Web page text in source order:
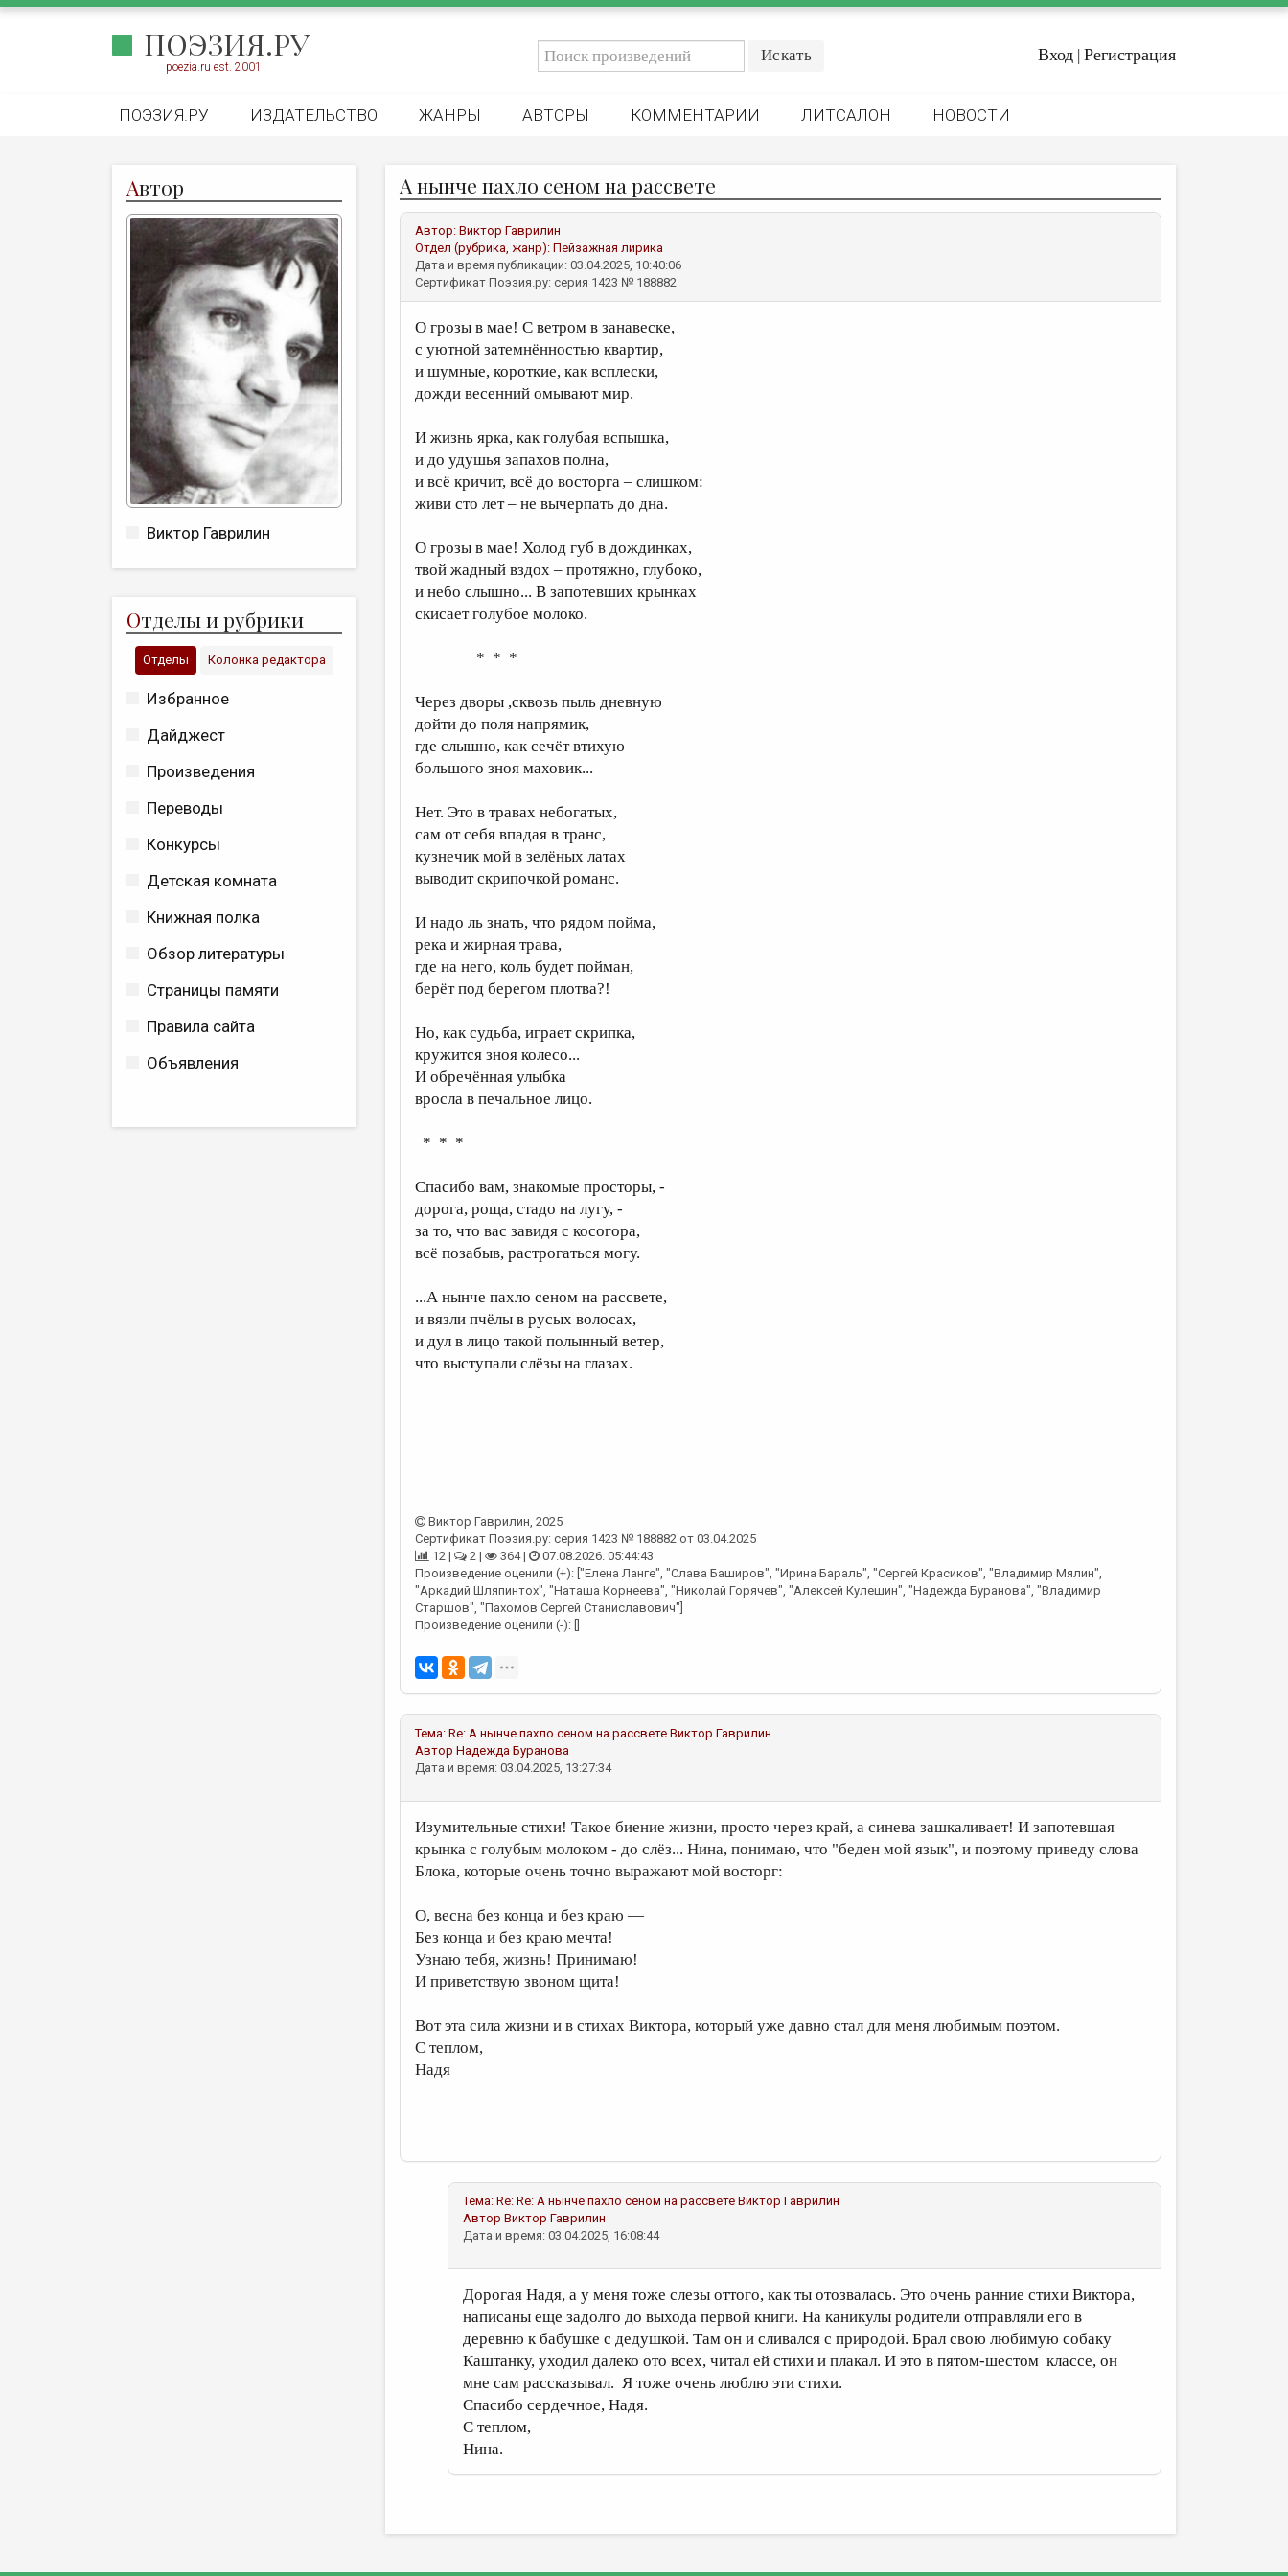
ПОЭЗИЯ.РУ
poezia.ru est. 2001
Вход | Регистрация
ПОЭЗИЯ.РУ ИЗДАТЕЛЬСТВО ЖАНРЫ АВТОРЫ КОММЕНТАРИИ ЛИТСАЛОН НОВОСТИ
Автор
Виктор Гаврилин
Отделы и рубрики
Отделы Колонка редактора
Избранное
Дайджест
Произведения
Переводы
Конкурсы
Детская комната
Книжная полка
Обзор литературы
Страницы памяти
Правила сайта
Объявления
А нынче пахло сеном на рассвете
Автор: Виктор Гаврилин
Отдел (рубрика, жанр): Пейзажная лирика
Дата и время публикации: 03.04.2025, 10:40:06
Сертификат Поэзия.ру: серия 1423 № 188882
О грозы в мае! С ветром в занавеске,
с уютной затемнённостью квартир,
и шумные, короткие, как всплески,
дожди весенний омывают мир.
И жизнь ярка, как голубая вспышка,
и до удушья запахов полна,
и всё кричит, всё до восторга – слишком:
живи сто лет – не вычерпать до дна.
О грозы в мае! Холод губ в дождинках,
твой жадный вздох – протяжно, глубоко,
и небо слышно... В запотевших крынках
скисает голубое молоко.
* * *
Через дворы ,сквозь пыль дневную
дойти до поля напрямик,
где слышно, как сечёт втихую
большого зноя маховик...
Нет. Это в травах небогатых,
сам от себя впадая в транс,
кузнечик мой в зелёных латах
выводит скрипочкой романс.
И надо ль знать, что рядом пойма,
река и жирная трава,
где на него, коль будет пойман,
берёт под берегом плотва?!
Но, как судьба, играет скрипка,
кружится зноя колесо...
И обречённая улыбка
вросла в печальное лицо.
* * *
Спасибо вам, знакомые просторы, -
дорога, роща, стадо на лугу, -
за то, что вас завидя с косогора,
всё позабыв, растрогаться могу.
...А нынче пахло сеном на рассвете,
и вязли пчёлы в русых волосах,
и дул в лицо такой полынный ветер,
что выступали слёзы на глазах.
Виктор Гаврилин, 2025
Сертификат Поэзия.ру: серия 1423 № 188882 от 03.04.2025
12 |
2 | 364 |
07.08.2026. 05:44:43
Произведение оценили (+): ["Елена Ланге", "Слава Баширов", "Ирина Бараль", "Сергей Красиков", "Владимир Мялин",
"Аркадий Шляпинтох", "Наташа Корнеева", "Николай Горячев", "Алексей Кулешин", "Надежда Буранова", "Владимир
Старшов", "Пахомов Сергей Станиславович"]
Произведение оценили (-): []
Тема: Re: А нынче пахло сеном на рассвете Виктор Гаврилин
Автор Надежда Буранова
Дата и время: 03.04.2025, 13:27:34
Изумительные стихи! Такое биение жизни, просто через край, а синева зашкаливает! И запотевшая
крынка с голубым молоком - до слёз... Нина, понимаю, что "беден мой язык", и поэтому приведу слова
Блока, которые очень точно выражают мой восторг:
О, весна без конца и без краю —
Без конца и без краю мечта!
Узнаю тебя, жизнь! Принимаю!
И приветствую звоном щита!
Вот эта сила жизни и в стихах Виктора, который уже давно стал для меня любимым поэтом.
С теплом,
Надя
Тема: Re: Re: А нынче пахло сеном на рассвете Виктор Гаврилин
Автор Виктор Гаврилин
Дата и время: 03.04.2025, 16:08:44
Дорогая Надя, а у меня тоже слезы оттого, как ты отозвалась. Это очень ранние стихи Виктора,
написаны еще задолго до выхода первой книги. На каникулы родители отправляли его в
деревню к бабушке с дедушкой. Там он и сливался с природой. Брал свою любимую собаку
Каштанку, уходил далеко ото всех, читал ей стихи и плакал. И это в пятом-шестом классе, он
мне сам рассказывал. Я тоже очень люблю эти стихи.
Спасибо сердечное, Надя.
С теплом,
Нина.